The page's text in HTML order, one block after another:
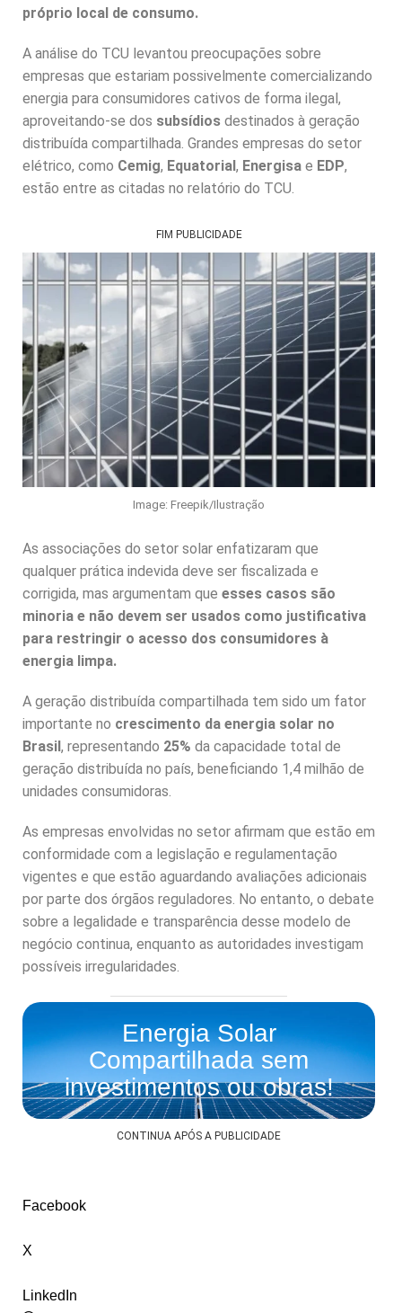
próprio local de consumo.
A análise do TCU levantou preocupações sobre
empresas que estariam possivelmente comercializando
energia para consumidores cativos de forma ilegal,
aproveitando-se dos subsídios destinados à geração
distribuída compartilhada. Grandes empresas do setor
elétrico, como Cemig, Equatorial, Energisa e EDP,
estão entre as citadas no relatório do TCU.
FIM PUBLICIDADE
Image: Freepik/Ilustração
As associações do setor solar enfatizaram que
qualquer prática indevida deve ser fiscalizada e
corrigida, mas argumentam que esses casos são
minoria e não devem ser usados como justificativa
para restringir o acesso dos consumidores à
energia limpa.
A geração distribuída compartilhada tem sido um fator
importante no crescimento da energia solar no
Brasil, representando 25% da capacidade total de
geração distribuída no país, beneficiando 1,4 milhão de
unidades consumidoras.
As empresas envolvidas no setor afirmam que estão em
conformidade com a legislação e regulamentação
vigentes e que estão aguardando avaliações adicionais
por parte dos órgãos reguladores. No entanto, o debate
sobre a legalidade e transparência desse modelo de
negócio continua, enquanto as autoridades investigam
possíveis irregularidades.
Energia Solar
Compartilhada sem
investimentos ou obras!
CONTINUA APÓS A PUBLICIDADE
Facebook
X
LinkedIn